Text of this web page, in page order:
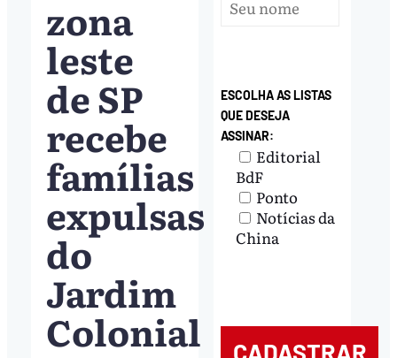
zona
leste
de SP
recebe
famílias
expulsas
do
Jardim
Colonial
ESCOLHA AS LISTAS
QUE DESEJA
ASSINAR:
Editorial
BdF
Ponto
Notícias da
China